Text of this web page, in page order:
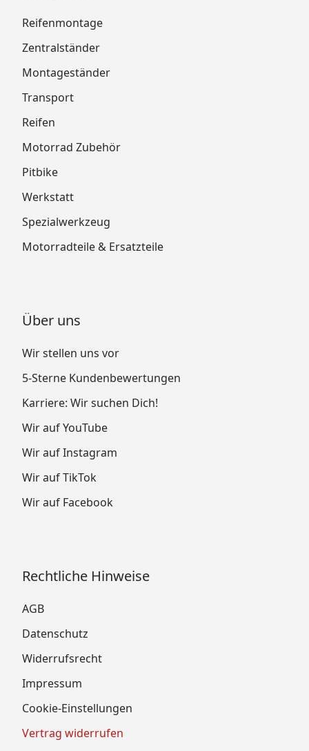
Reifenmontage
Zentralständer
Montageständer
Transport
Reifen
Motorrad Zubehör
Pitbike
Werkstatt
Spezialwerkzeug
Motorradteile & Ersatzteile
Über uns
Wir stellen uns vor
5-Sterne Kundenbewertungen
Karriere: Wir suchen Dich!
Wir auf YouTube
Wir auf Instagram
Wir auf TikTok
Wir auf Facebook
Rechtliche Hinweise
AGB
Datenschutz
Widerrufsrecht
Impressum
Cookie-Einstellungen
Vertrag widerrufen